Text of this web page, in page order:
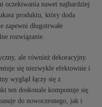
oczekiwania nawet najbardziej
produktu, który doda
zapewni długotrwałe
rozwiązanie.
ale również dekoracyjny.
się niezwykle efektownie i
wygląd łączy się z
ten doskonale komponuje się
do nowoczesnego, jak i